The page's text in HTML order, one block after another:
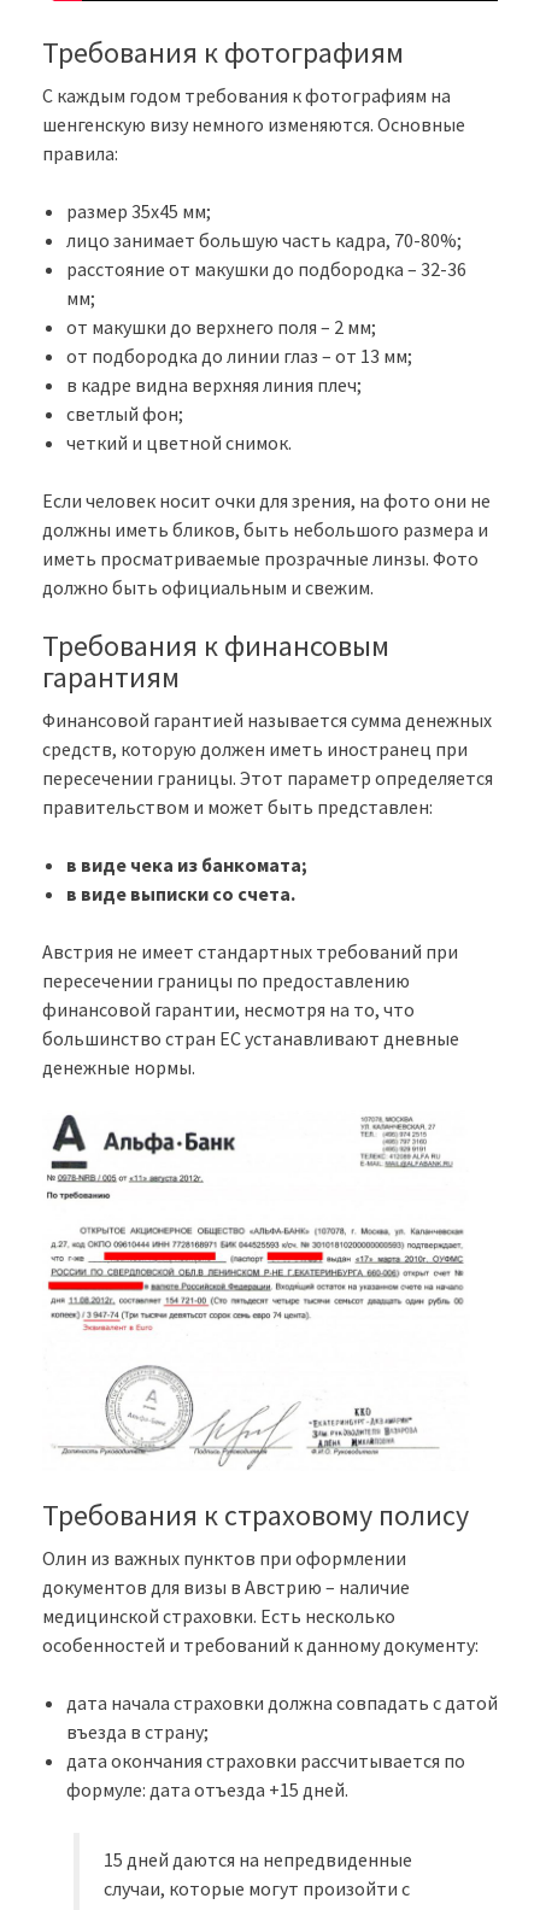
Требования к фотографиям
С каждым годом требования к фотографиям на
шенгенскую визу немного изменяются. Основные
правила:
размер 35х45 мм;
лицо занимает большую часть кадра, 70-80%;
расстояние от макушки до подбородка – 32-36
мм;
от макушки до верхнего поля – 2 мм;
от подбородка до линии глаз – от 13 мм;
в кадре видна верхняя линия плеч;
светлый фон;
четкий и цветной снимок.
Если человек носит очки для зрения, на фото они не
должны иметь бликов, быть небольшого размера и
иметь просматриваемые прозрачные линзы. Фото
должно быть официальным и свежим.
Требования к финансовым
гарантиям
Финансовой гарантией называется сумма денежных
средств, которую должен иметь иностранец при
пересечении границы. Этот параметр определяется
правительством и может быть представлен:
в виде чека из банкомата;
в виде выписки со счета.
Австрия не имеет стандартных требований при
пересечении границы по предоставлению
финансовой гарантии, несмотря на то, что
большинство стран ЕС устанавливают дневные
денежные нормы.
Требования к страховому полису
Олин из важных пунктов при оформлении
документов для визы в Австрию – наличие
медицинской страховки. Есть несколько
особенностей и требований к данному документу:
дата начала страховки должна совпадать с датой
въезда в страну;
дата окончания страховки рассчитывается по
формуле: дата отъезда +15 дней.
15 дней даются на непредвиденные
случаи, которые могут произойти с